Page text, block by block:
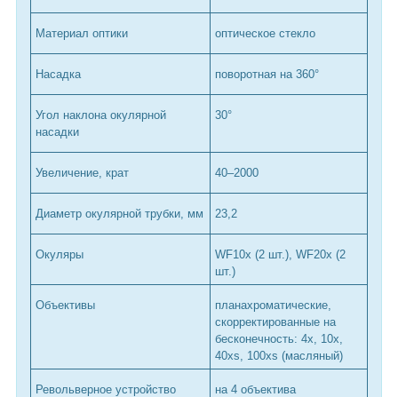
Материал оптики оптическое стекло
Насадка поворотная на 360°
Угол наклона окулярной
насадки
30°
Увеличение, крат 40–2000
Диаметр окулярной трубки, мм 23,2
Окуляры
WF10x (2 шт.), WF20x (2
шт.)
Объективы
планахроматические,
скорректированные на
бесконечность: 4x, 10x,
40xs, 100xs (масляный)
Револьверное устройство на 4 объектива